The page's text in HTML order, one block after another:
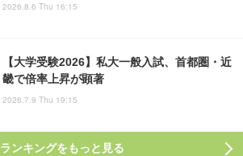
2026.8.6 Thu 16:15
【大学受験2026】私大一般入試、首都圏・近
畿で倍率上昇が顕著
2026.7.9 Thu 19:15
ランキングをもっと見る